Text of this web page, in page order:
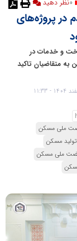
در پروژه‌های
و خدمات در
متقاضیان تاکید
ملی مسکن
مسکن
ملی مسکن